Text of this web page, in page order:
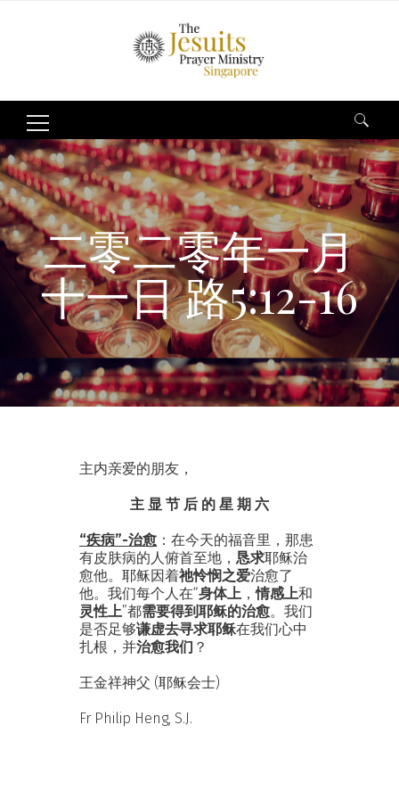
Search
for:
二零二零年一月
十一日 路5:12-16
主内亲爱的朋友，
主 显 节 后 的 星 期 六
“疾病”-治愈 ：在今天的福音里，那患
有皮肤病的人俯首至地， 恳求耶稣治
愈他。耶稣因着祂怜悯之爱治愈了
他。我们每个人在“身体上 ，情感上和
灵性上”都需要得到耶稣的治愈。我们
是否足够谦虚去寻求耶稣在我们心中
扎根，并治愈我们 ？
王金祥神父 (耶稣会士)
Fr Philip Heng, S.J.